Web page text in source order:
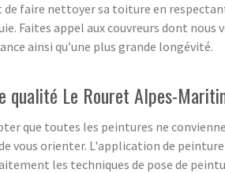
faire nettoyer sa toiture en
Faites appel aux couvreurs dont
ainsi qu’une plus grande longévité.
qualité Le Rouret Alpes-
que toutes les peintures ne
vous orienter. L'application de
les techniques de pose de